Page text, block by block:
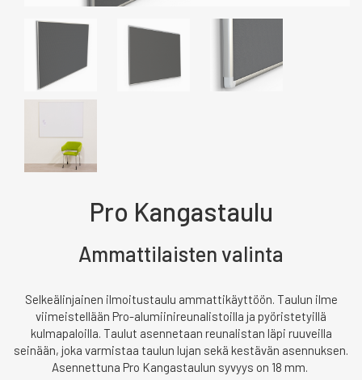
Pro Kangastaulu
Ammattilaisten valinta
Selkeälinjainen ilmoitustaulu ammattikäyttöön. Taulun ilme
viimeistellään Pro-alumiinireunalistoilla ja pyöristetyillä
kulmapaloilla. Taulut asennetaan reunalistan läpi ruuveilla
seinään, joka varmistaa taulun lujan sekä kestävän asennuksen.
Asennettuna Pro Kangastaulun syvyys on 18 mm.